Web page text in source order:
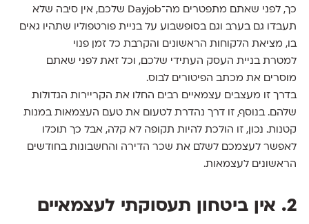
כך, לפני שאתם מתפטרים מה־Dayjob שלכם, אין סיבה שלא
תעבדו גם בערב וגם בסופשבוע על בניית פורטפוליו שתהיו גאים
בו, מציאת הלקוחות הראשונים והקרבת כל זמן פנוי
למטרת בניית העסק העתידי שלכם, וכל זאת לפני שאתם
מוסרים את מכתב הפיטורים לבוס.
בדרך זו מעצבים עצמאיים רבים החלו את הקריירות הגדולות
שלהם. בנוסף, זו דרך נהדרת לטעום את טעם העצמאות במנות
קטנות. נכון, זו הולכת להיות תקופה לא קלה, אבל כך תוכלו
לאפשר לעצמכם לשלם את שכר הדירה והחשבונות בחודשים
הראשונים לעצמאות.
2. אין ביטחון תעסוקתי לעצמאיים